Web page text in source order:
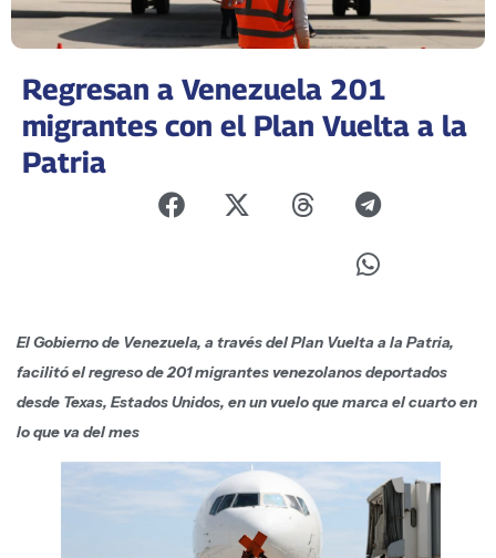
Regresan a Venezuela 201
migrantes con el Plan Vuelta a la
Patria
El Gobierno de Venezuela, a través del Plan Vuelta a la Patria,
facilitó el regreso de 201 migrantes venezolanos deportados
desde Texas, Estados Unidos, en un vuelo que marca el cuarto en
lo que va del mes